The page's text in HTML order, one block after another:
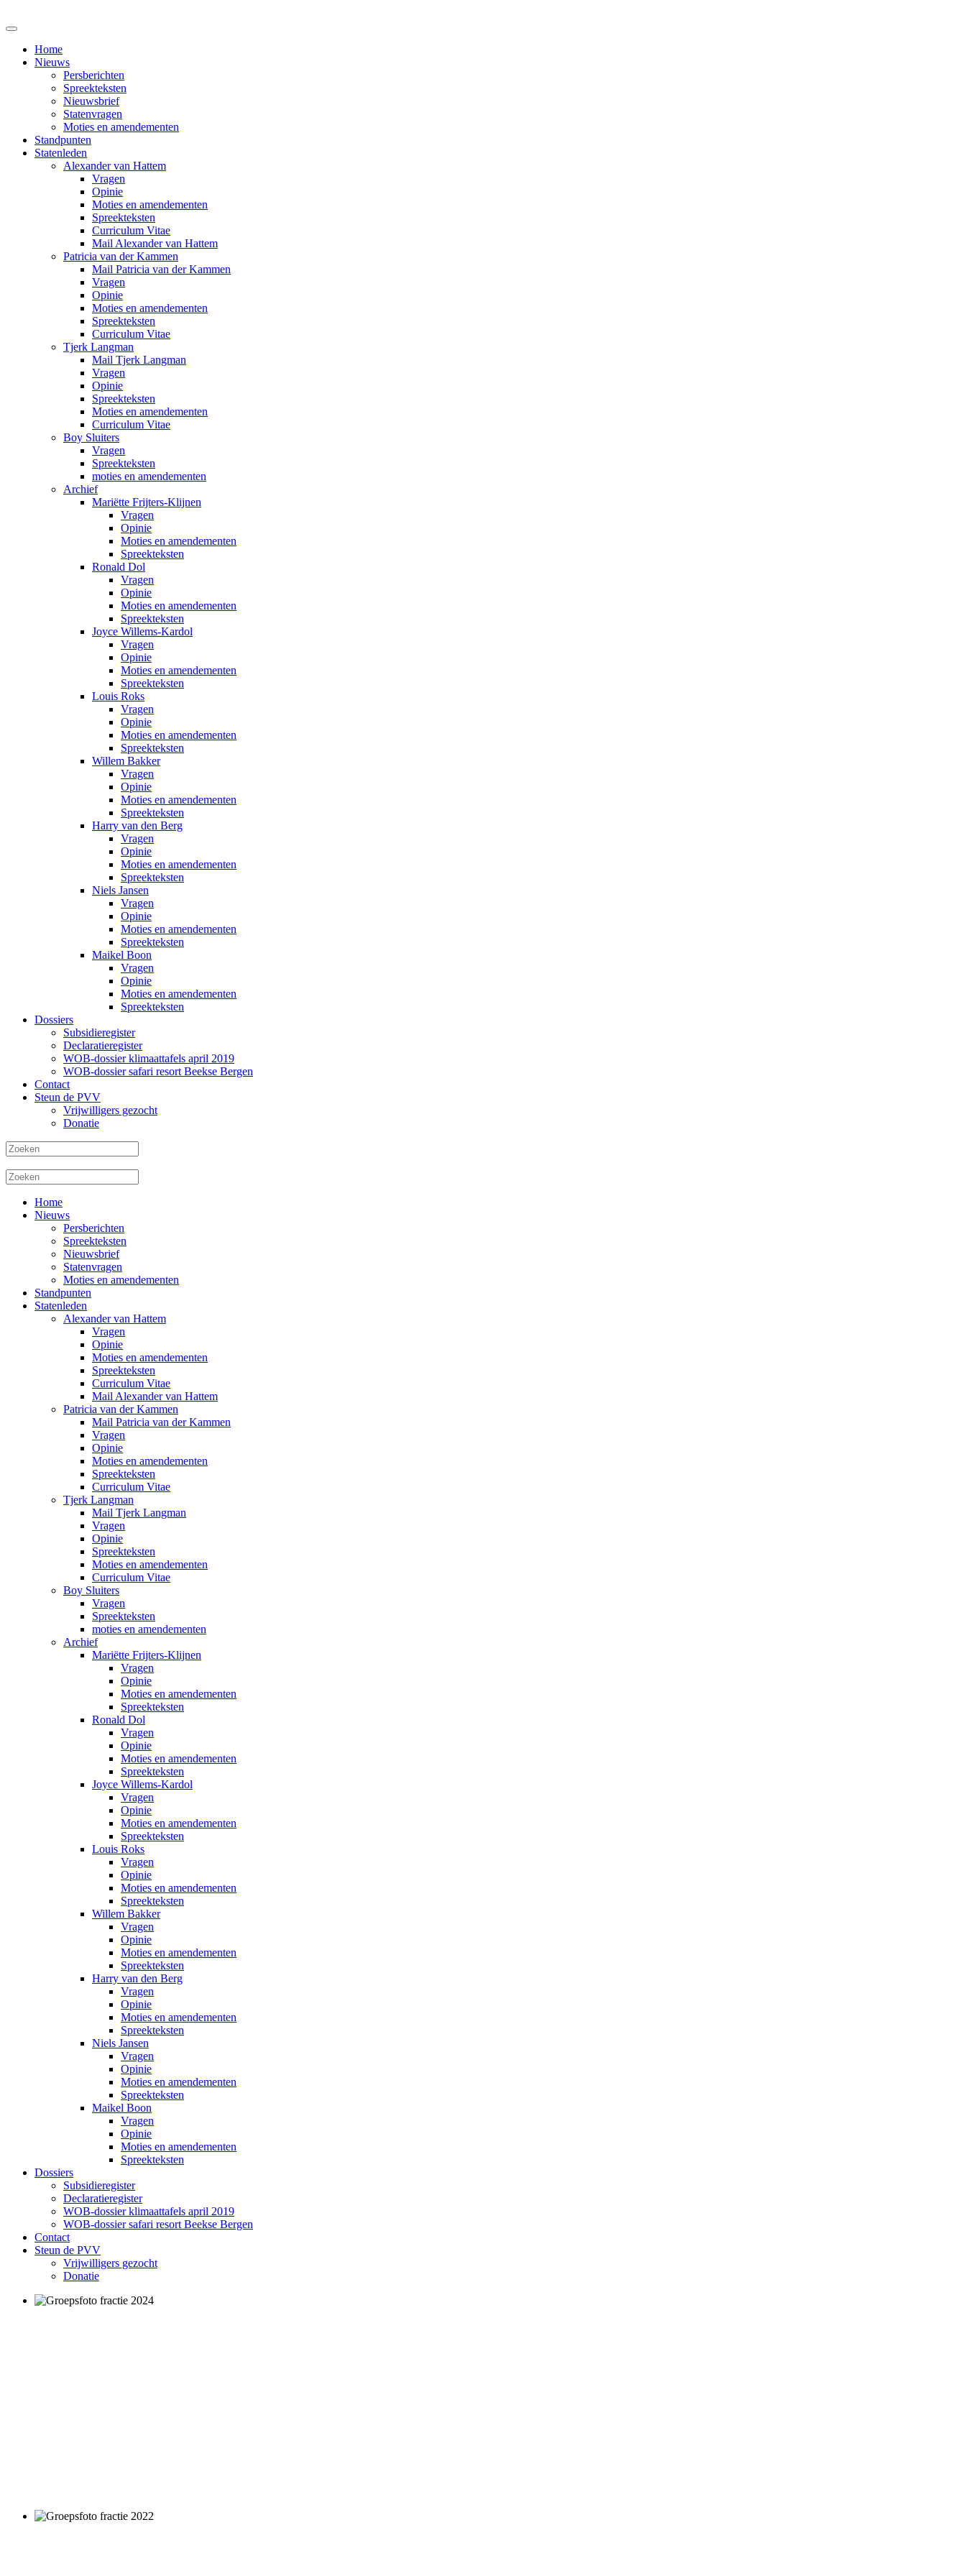
Home
Nieuws
Persberichten
Spreekteksten
Nieuwsbrief
Statenvragen
Moties en amendementen
Standpunten
Statenleden
Alexander van Hattem
Vragen
Opinie
Moties en amendementen
Spreekteksten
Curriculum Vitae
Mail Alexander van Hattem
Patricia van der Kammen
Mail Patricia van der Kammen
Vragen
Opinie
Moties en amendementen
Spreekteksten
Curriculum Vitae
Tjerk Langman
Mail Tjerk Langman
Vragen
Opinie
Spreekteksten
Moties en amendementen
Curriculum Vitae
Boy Sluiters
Vragen
Spreekteksten
moties en amendementen
Archief
Mariëtte Frijters-Klijnen
Vragen
Opinie
Moties en amendementen
Spreekteksten
Ronald Dol
Vragen
Opinie
Moties en amendementen
Spreekteksten
Joyce Willems-Kardol
Vragen
Opinie
Moties en amendementen
Spreekteksten
Louis Roks
Vragen
Opinie
Moties en amendementen
Spreekteksten
Willem Bakker
Vragen
Opinie
Moties en amendementen
Spreekteksten
Harry van den Berg
Vragen
Opinie
Moties en amendementen
Spreekteksten
Niels Jansen
Vragen
Opinie
Moties en amendementen
Spreekteksten
Maikel Boon
Vragen
Opinie
Moties en amendementen
Spreekteksten
Dossiers
Subsidieregister
Declaratieregister
WOB-dossier klimaattafels april 2019
WOB-dossier safari resort Beekse Bergen
Contact
Steun de PVV
Vrijwilligers gezocht
Donatie
Home
Nieuws
Persberichten
Spreekteksten
Nieuwsbrief
Statenvragen
Moties en amendementen
Standpunten
Statenleden
Alexander van Hattem
Vragen
Opinie
Moties en amendementen
Spreekteksten
Curriculum Vitae
Mail Alexander van Hattem
Patricia van der Kammen
Mail Patricia van der Kammen
Vragen
Opinie
Moties en amendementen
Spreekteksten
Curriculum Vitae
Tjerk Langman
Mail Tjerk Langman
Vragen
Opinie
Spreekteksten
Moties en amendementen
Curriculum Vitae
Boy Sluiters
Vragen
Spreekteksten
moties en amendementen
Archief
Mariëtte Frijters-Klijnen
Vragen
Opinie
Moties en amendementen
Spreekteksten
Ronald Dol
Vragen
Opinie
Moties en amendementen
Spreekteksten
Joyce Willems-Kardol
Vragen
Opinie
Moties en amendementen
Spreekteksten
Louis Roks
Vragen
Opinie
Moties en amendementen
Spreekteksten
Willem Bakker
Vragen
Opinie
Moties en amendementen
Spreekteksten
Harry van den Berg
Vragen
Opinie
Moties en amendementen
Spreekteksten
Niels Jansen
Vragen
Opinie
Moties en amendementen
Spreekteksten
Maikel Boon
Vragen
Opinie
Moties en amendementen
Spreekteksten
Dossiers
Subsidieregister
Declaratieregister
WOB-dossier klimaattafels april 2019
WOB-dossier safari resort Beekse Bergen
Contact
Steun de PVV
Vrijwilligers gezocht
Donatie